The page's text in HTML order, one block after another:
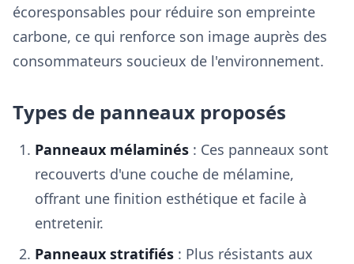
écoresponsables pour réduire son empreinte
carbone, ce qui renforce son image auprès des
consommateurs soucieux de l'environnement.
Types de panneaux proposés
Panneaux mélaminés : Ces panneaux sont
recouverts d'une couche de mélamine,
offrant une finition esthétique et facile à
entretenir.
Panneaux stratifiés : Plus résistants aux